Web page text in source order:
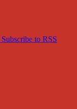
Subscribe to RSS